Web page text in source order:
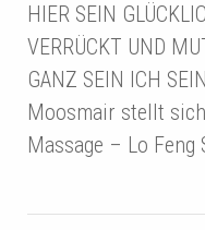
HIER SEIN
VERRÜCKT UND
GANZ SEIN ICH
Moosmair stellt
Massage – Lo Feng